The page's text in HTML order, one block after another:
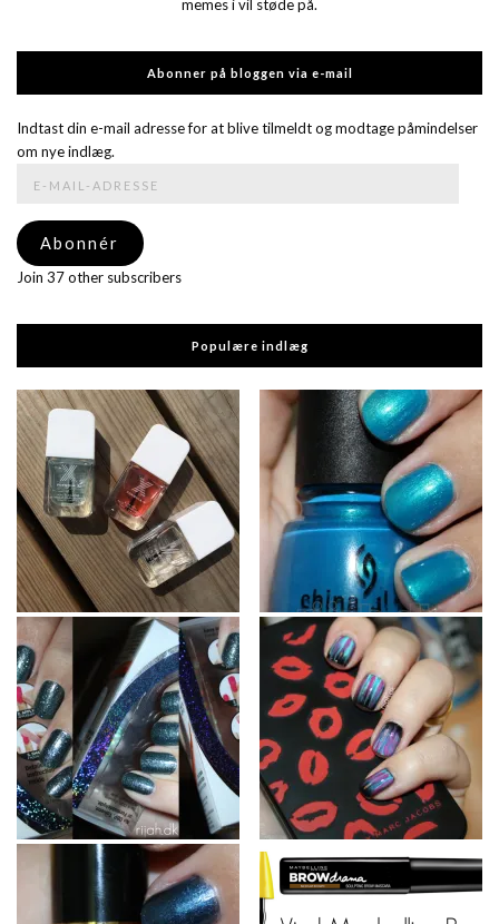
memes i vil støde på.
Abonner på bloggen via e-mail
Indtast din e-mail adresse for at blive tilmeldt og modtage påmindelser
om nye indlæg.
adresse
Abonnér
Join 37 other subscribers
Populære indlæg